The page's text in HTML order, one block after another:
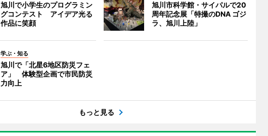
旭川で小学生のプログラミン
グコンテスト アイデア光る
作品に笑顔
旭川市科学館・サイパルで20
周年記念展「特撮のDNA ゴジ
ラ、旭川上陸」
学ぶ・知る
旭川で「北星6地区防災フェ
ア」 体験型企画で市民防災
力向上
もっと見る